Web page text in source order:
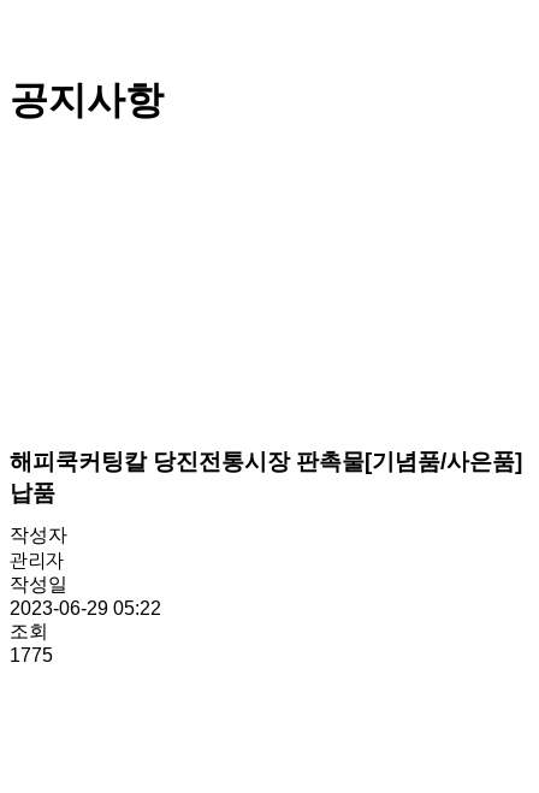
공지사항
해피쿡커팅칼 당진전통시장 판촉물[기념품/사은품]
납품
작성자
관리자
작성일
2023-06-29 05:22
조회
1775